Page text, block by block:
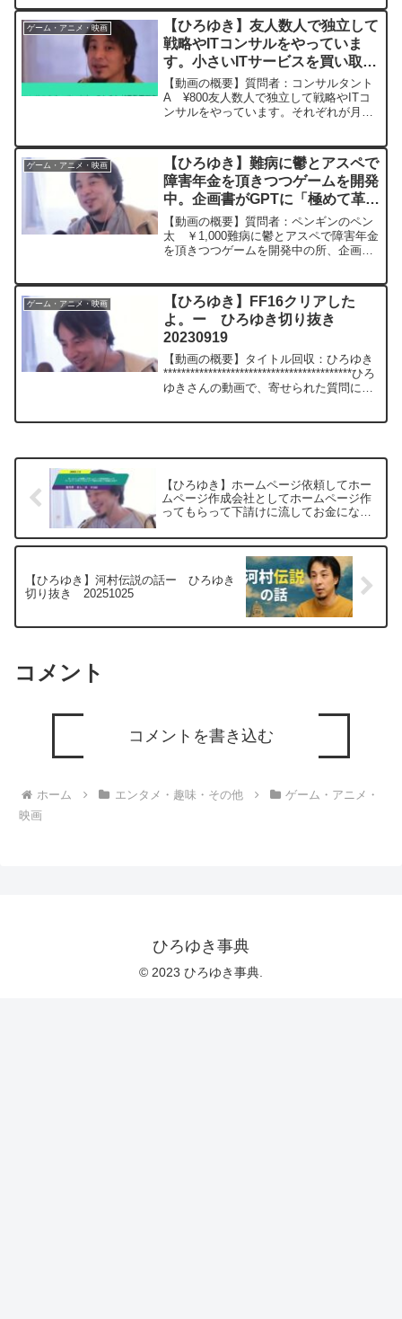
ら消えたいと思うのはどうしたら良いで
すか? 自殺したい...
ゲーム・アニメ・映画
【ひろゆき】友人数人で独立して
戦略やITコンサルをやっていま
す。小さいITサービスを買い取っ
て育てて売却し利益を得るビジネ
スに挑戦。ひろゆきさんならどう
いう手法でやりますか。ー
【動画の概要】質問者：コンサルタント
A ¥800友人数人で独立して戦略やITコ
ンサルをやっています。それぞれが月数
益を得るビジネスに挑戦しようとしてい
ます。ひろゆきさ...
ゲーム・アニメ・映画
【ひろゆき】難病に鬱とアスペで
障害年金を頂きつつゲームを開発
中。企画書がGPTに「極めて革新
的・感動的で戦略も優秀だが、コ
ンセプトが難解で、二ッチ層向
き」と言われたーひろゆき切り抜
【動画の概要】質問者：ペンギンのペン
太 ￥1,000難病に鬱とアスペで障害年金
を頂きつつゲームを開発中の所、企画書
チ層向き」と言われてしまいました。私
は頭でっかちで、...
ゲーム・アニメ・映画
【ひろゆき】FF16クリアした
よ。ー ひろゆき切り抜き
20230919
【動画の概要】タイトル回収：ひろゆき
******************************************ひろ
ゆきさんの動画で、寄せられた質問につ
【ひろゆき】ホームページ依頼してホー
ムページ作成会社としてホームページ作
ってもらって下請けに流してお金にな
【ひろゆき】河村伝説の話ー ひろゆき
切り抜き 20251025
コメント
コメントを書き込む
ホーム エンタメ・趣味・その他
ゲーム・アニメ・
映画
ひろゆき事典
© 2023 ひろゆき事典.